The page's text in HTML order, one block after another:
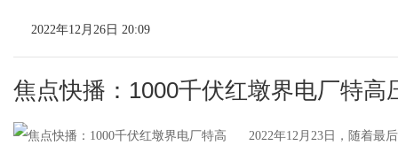
2022年12月26日 20:09
焦点快播：1000千伏红墩界电厂特高
2022年12月23日，随着最